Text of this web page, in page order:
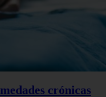
crónicas